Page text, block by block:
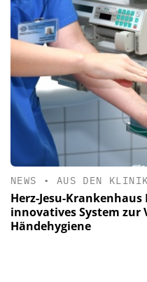
NEWS • AUS DEN
Herz-Jesu-
innovatives System zur
Händehygiene